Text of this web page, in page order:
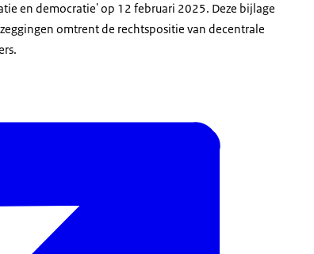
en democratie' op 12 februari 2025. Deze bijlage
omtrent de rechtspositie van decentrale